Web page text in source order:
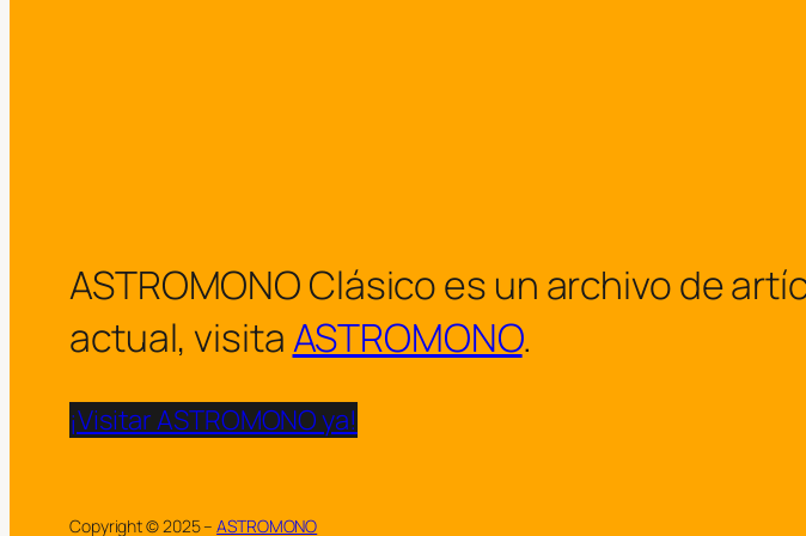
ASTROMONO Clásico es un archivo de
actual, visitaASTROMONO.
¡Visitar ASTROMONO ya!
Copyright © 2025 –ASTROMONO